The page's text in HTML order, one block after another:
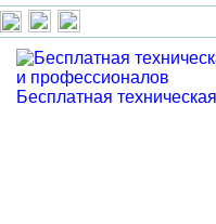
Бесплатная